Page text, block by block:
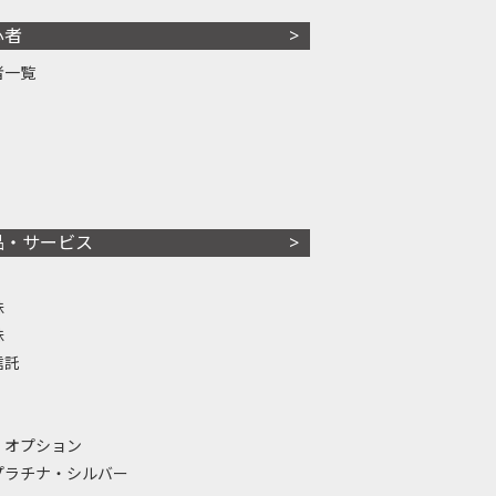
一覧
サービス
託
プション
ラチナ・シルバー